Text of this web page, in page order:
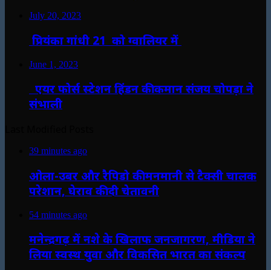
July 20, 2023
प्रियंका गांधी 21 को ग्वालियर में
June 1, 2023
एयर फोर्स स्टेशन हिंडन की कमान संजय चोपड़ा ने
संभाली
39 minutes ago
ओला-उबर और रैपिडो की मनमानी से टैक्सी चालक
परेशान, घेराव की दी चेतावनी
54 minutes ago
मनेन्द्रगढ़ में नशे के खिलाफ जनजागरण, मीडिया ने
लिया स्वस्थ युवा और विकसित भारत का संकल्प